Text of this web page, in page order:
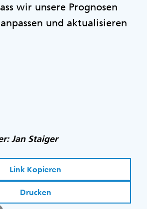
wir unsere Prognosen
und aktualisieren
Jan Staiger
Link Kopieren
Drucken